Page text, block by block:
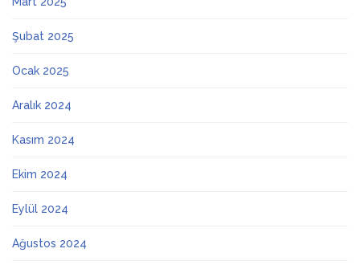
Şubat 2025
Ocak 2025
Aralık 2024
Kasım 2024
Ekim 2024
Eylül 2024
Ağustos 2024